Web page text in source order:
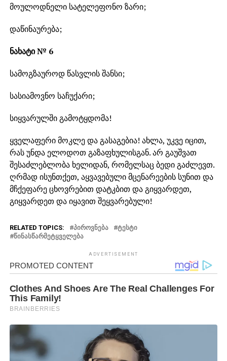
მოულოდნელი სატელეფონო ზარი;
დაწინაურება;
ნახატი № 6
სამოგზაუროდ წასვლის შანსი;
სასიამოვნო საჩუქარი;
სიყვარულში გამოტყდომა!
ყველაფერი მოკლე და გასაგებია! ახლა, უკვე იცით,
რას უნდა ელოდოთ გაზაფხულისგან. არ გაუშვათ
შესაძლებლობა ხელიდან, რომელსაც ბედი გაძლევთ.
ღრმად ისუნთქეთ, აყვავებული მცენარეების სუნით და
მჩქეფარე ცხოვრებით დატკბით და გიყვარდეთ,
გიყვარდეთ და იყავით შეყვარებული!
RELATED TOPICS: ᲞᲘᲠᲝᲕᲜᲔᲑᲐ
ᲢᲔᲡᲢᲘ
ᲬᲘᲜᲐᲡᲬᲐᲠᲛᲔᲢᲧᲕᲔᲚᲔᲑᲐ
ADVERTISEMENT